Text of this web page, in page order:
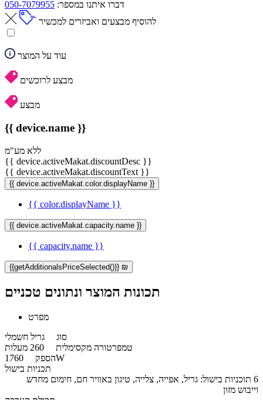
דברו איתנו במספר: 050-7079955
להוסיף מבצעים ואביזרים למכשיר
עוד על המוצר
מבצע לרוכשים
מבצע
{{ device.name }}
ללא מע"מ
{{ device.activeMakat.discountDesc }}
{{ device.activeMakat.discountText }}
{{ device.activeMakat.color.displayName }}
{{ color.displayName }}
{{ device.activeMakat.capacity.name }}
{{ capacity.name }}
{{getAdditionalsPriceSelected()}} ₪
תכונות המוצר ונתונים טכניים
מפרט
סוג גריל חשמלי
טמפרטורה מקסימלית
הספק1760W
תכניות בישול
6 תוכניות בישול: גריל, אפייה, צלייה, טיגון באוויר חם, חימום מחדש
וייבוש מזון